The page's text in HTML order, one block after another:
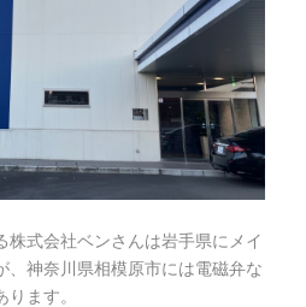
株式会社ベンさんは岩手県にメイ
、神奈川県相模原市には電磁弁な
ます。